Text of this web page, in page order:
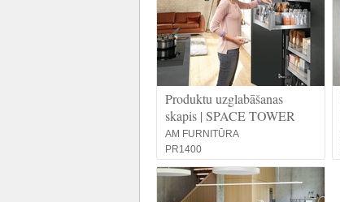
Produktu uzglabāšanas
skapis | SPACE TOWER
AM FURNITŪRA
PR1400